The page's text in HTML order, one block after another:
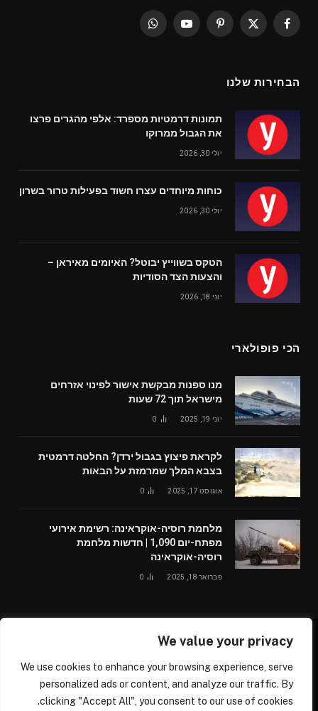
We value your privacy
We use cookies to enhance your browsing experience, serve
personalized ads or content, and analyze our traffic. By
clicking "Accept All", you consent to our use of cookies.
Facebook
X
Pinterest
YouTube
WhatsApp
הבחירות שלנו
תמונות דרמטיות מספרד: אלפי מהגרים פרצו
את הגבול ממרוקו
יולי 30, 2026
כוחות מיוחדים עצרו חשוד בפעילות טרור בשרון
יולי 30, 2026
הטקס בשווייץ יבוטל? האיומים מאיראן –
והצעות הצד הסודיות
יוני 18, 2026
הכי פופולארי
מנו ספנות מבקשת אישור לפינוי אזרחים
מישראל תוך 72 שעות
יוני 19, 2025 0
לקראת פיצוץ בגבול ירדן? החלטה דרמטית
בצבא המלך שמרמזת על הבאות
אוגוסט 17, 2025 0
מלחמת רוסיה-אוקראינה: רשימת אירועי
מפתח-יום 1,090 | חדשות מלחמת
רוסיה-אוקראינה
פברואר 18, 2025 0
עלינו
צור קשר
דרושים נהגים בכל הארץ ומכל הסוגים, נהגי משאיות, נהגי אוטובוס